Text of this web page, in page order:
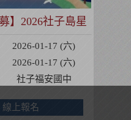
】2026社子島星
牙宴路跑
2026-01-17 (六)
2026-01-17 (六)
社子福安國中
線上報名